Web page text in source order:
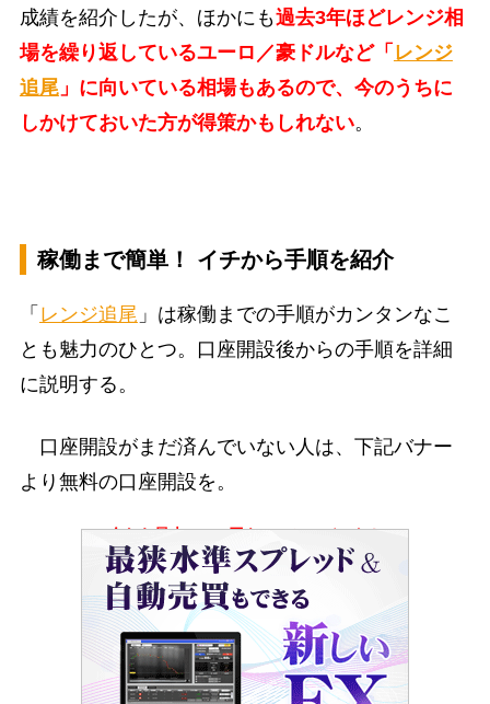
成績を紹介したが、ほかにも過去3年ほどレンジ相
場を繰り返しているユーロ／豪ドルなど「 レンジ
追尾」に向いている相場もあるので、今のうちに
しかけておいた方が得策かもしれない。
稼働まで簡単！ イチから手順を紹介
「 レンジ追尾 」は稼働までの手順がカンタンなこ
とも魅力のひとつ。口座開設後からの手順を詳細
に説明する。
口座開設がまだ済んでいない人は、下記バナー
より無料の口座開設を。
今なら最大10000円キャッシュバック！